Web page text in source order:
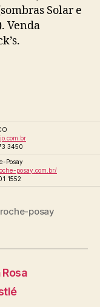
Solar e
Venda
3450
Posay
posay.com.br/
1552
posay